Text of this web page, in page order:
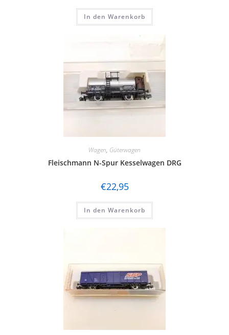
In den Warenkorb
Wagen, Güterwagen
Fleischmann N-Spur Kesselwagen DRG
€22,95
In den Warenkorb